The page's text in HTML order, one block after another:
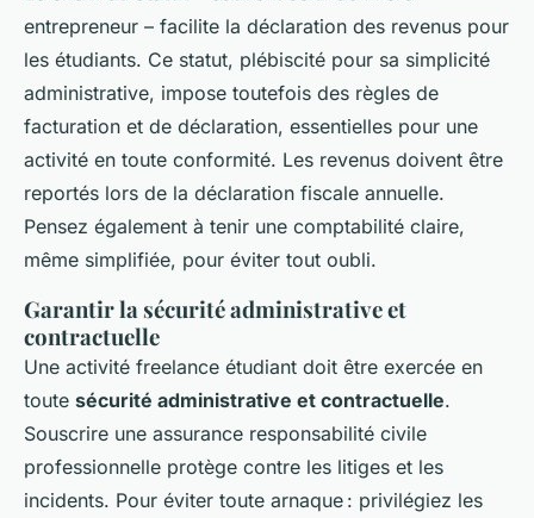
entrepreneur – facilite la déclaration des revenus pour
les étudiants. Ce statut, plébiscité pour sa simplicité
administrative, impose toutefois des règles de
facturation et de déclaration, essentielles pour une
activité en toute conformité. Les revenus doivent être
reportés lors de la déclaration fiscale annuelle.
Pensez également à tenir une comptabilité claire,
même simplifiée, pour éviter tout oubli.
Garantir la sécurité administrative et
contractuelle
Une activité freelance étudiant doit être exercée en
toute sécurité administrative et contractuelle.
Souscrire une assurance responsabilité civile
professionnelle protège contre les litiges et les
incidents. Pour éviter toute arnaque : privilégiez les